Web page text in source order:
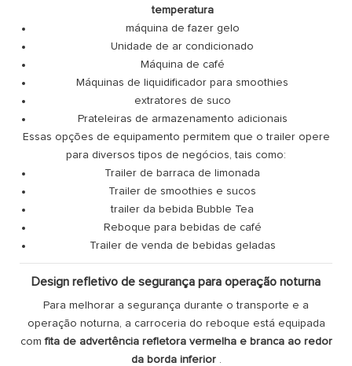
temperatura
máquina de fazer gelo
Unidade de ar condicionado
Máquina de café
Máquinas de liquidificador para smoothies
extratores de suco
Prateleiras de armazenamento adicionais
Essas opções de equipamento permitem que o trailer opere
para diversos tipos de negócios, tais como:
Trailer de barraca de limonada
Trailer de smoothies e sucos
trailer da bebida Bubble Tea
Reboque para bebidas de café
Trailer de venda de bebidas geladas
Design refletivo de segurança para operação noturna
Para melhorar a segurança durante o transporte e a
operação noturna, a carroceria do reboque está equipada
comfita de advertência refletora vermelha e branca ao redor
da borda inferior.